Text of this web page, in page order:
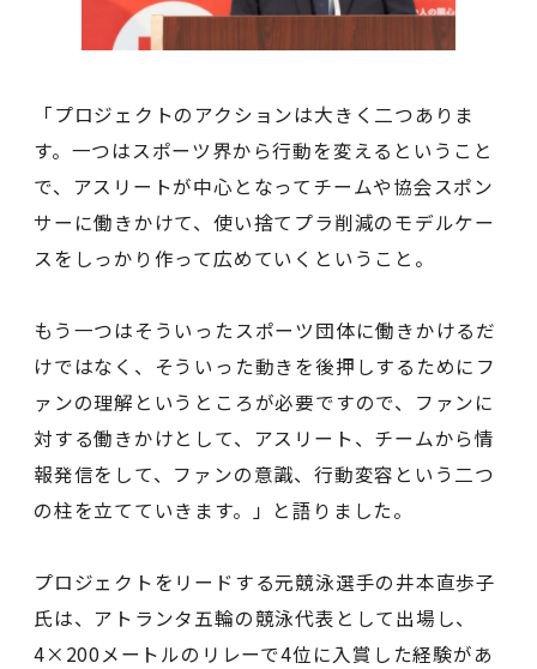
「プロジェクトのアクションは大きく二つありま
す。一つはスポーツ界から行動を変えるということ
で、アスリートが中心となってチームや協会スポン
サーに働きかけて、使い捨てプラ削減のモデルケー
スをしっかり作って広めていくということ。
もう一つはそういったスポーツ団体に働きかけるだ
けではなく、そういった動きを後押しするためにフ
ァンの理解というところが必要ですので、ファンに
対する働きかけとして、アスリート、チームから情
報発信をして、ファンの意識、行動変容という二つ
の柱を立てていきます。」と語りました。
プロジェクトをリードする元競泳選手の井本直歩子
氏は、アトランタ五輪の競泳代表として出場し、
4×200メートルのリレーで4位に入賞した経験があ